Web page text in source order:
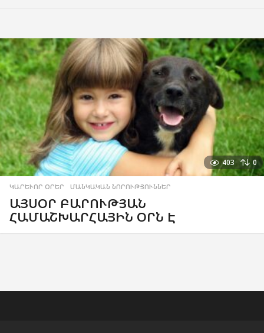
403 0
ԿԱՐԵՒՈՐ ՕՐԵՐ ,ՄԱՆԿԱԿԱՆ ՆՈՐՈՒԹՅՈՒՆՆԵՐ
ԱՅՍՕՐ ԲԱՐՈՒԹՅԱՆ
ՀԱՄԱՇԽԱՐՀԱՅԻՆ ՕՐՆ Է